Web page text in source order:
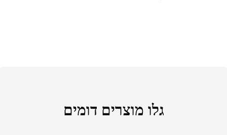
גלו מוצרים דומים